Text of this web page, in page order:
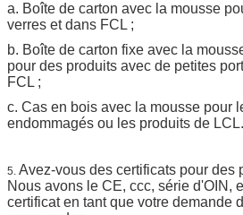
a. Boîte de carton avec la mousse
verres et dans FCL ;
b. Boîte de carton fixe avec la
pour des produits avec de petites
FCL ;
c. Cas en bois avec la mousse pour
endommagés ou les produits de LCL.
5. Avez-vous des certificats pour des
Nous avons le CE, ccc, série d'OIN,
certificat en tant que votre demande